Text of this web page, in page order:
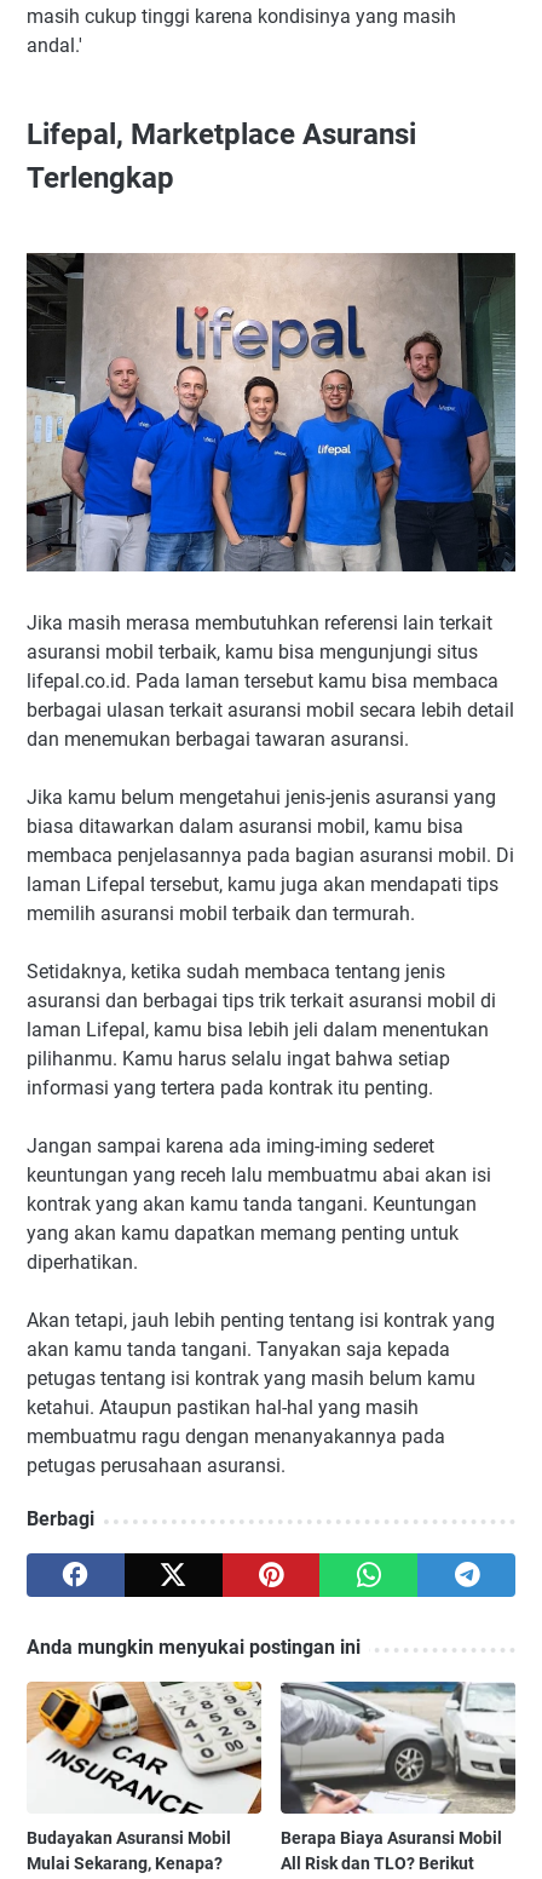
masih cukup tinggi karena kondisinya yang masih
andal.'
Lifepal, Marketplace Asuransi
Terlengkap
Jika masih merasa membutuhkan referensi lain terkait
asuransi mobil terbaik, kamu bisa mengunjungi situs
lifepal.co.id. Pada laman tersebut kamu bisa membaca
berbagai ulasan terkait asuransi mobil secara lebih detail
dan menemukan berbagai tawaran asuransi.
Jika kamu belum mengetahui jenis-jenis asuransi yang
biasa ditawarkan dalam asuransi mobil, kamu bisa
membaca penjelasannya pada bagian asuransi mobil. Di
laman Lifepal tersebut, kamu juga akan mendapati tips
memilih asuransi mobil terbaik dan termurah.
Setidaknya, ketika sudah membaca tentang jenis
asuransi dan berbagai tips trik terkait asuransi mobil di
laman Lifepal, kamu bisa lebih jeli dalam menentukan
pilihanmu. Kamu harus selalu ingat bahwa setiap
informasi yang tertera pada kontrak itu penting.
Jangan sampai karena ada iming-iming sederet
keuntungan yang receh lalu membuatmu abai akan isi
kontrak yang akan kamu tanda tangani. Keuntungan
yang akan kamu dapatkan memang penting untuk
diperhatikan.
Akan tetapi, jauh lebih penting tentang isi kontrak yang
akan kamu tanda tangani. Tanyakan saja kepada
petugas tentang isi kontrak yang masih belum kamu
ketahui. Ataupun pastikan hal-hal yang masih
membuatmu ragu dengan menanyakannya pada
petugas perusahaan asuransi.
Berbagi
Anda mungkin menyukai postingan ini
Budayakan Asuransi Mobil
Mulai Sekarang, Kenapa?
Berapa Biaya Asuransi Mobil
All Risk dan TLO? Berikut